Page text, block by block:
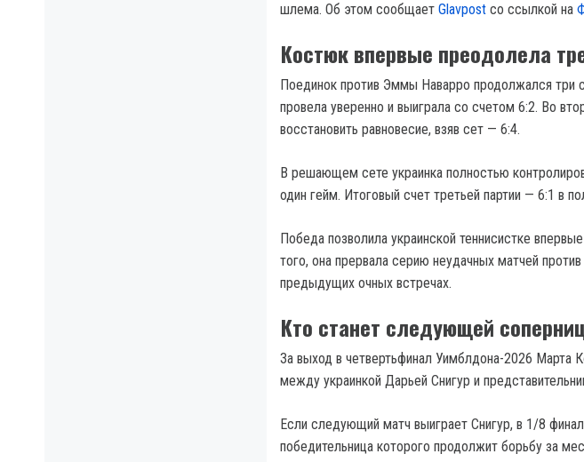
шлема. Об этом сообщает Glavpost со ссылкой на
Костюк впервые преодолела
Поединок против Эммы Наварро продолжался три
провела уверенно и выиграла со счетом 6:2. Во
восстановить равновесие, взяв сет — 6:4.
В решающем сете украинка полностью
один гейм. Итоговый счет третьей партии — 6:1 в
Победа позволила украинской теннисистке
того, она прервала серию неудачных матчей
предыдущих очных встречах.
Кто станет следующей
За выход в четвертьфинал Уимблдона-2026 Марта
между украинкой Дарьей Снигур и
Если следующий матч выиграет Снигур, в 1/8
победительница которого продолжит борьбу за